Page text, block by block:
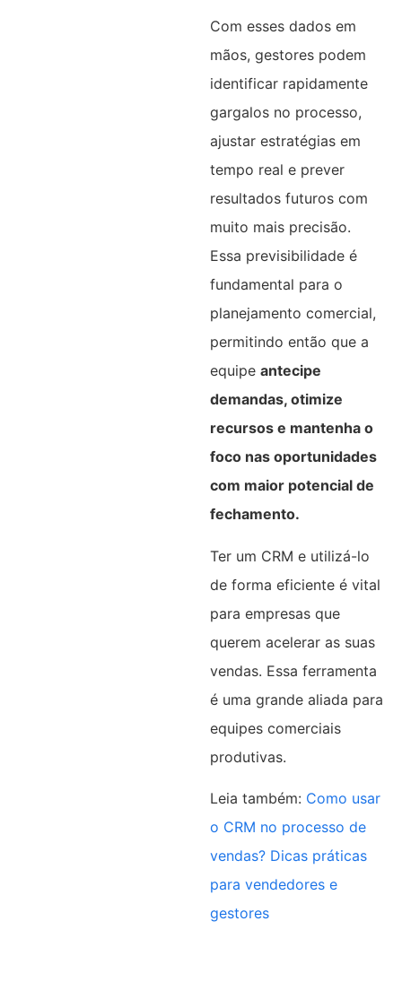
Com esses dados em
mãos, gestores podem
identificar rapidamente
gargalos no processo,
ajustar estratégias em
tempo real e prever
resultados futuros com
muito mais precisão.
Essa previsibilidade é
fundamental para o
planejamento comercial,
permitindo então que a
equipe antecipe
demandas, otimize
recursos e mantenha o
foco nas oportunidades
com maior potencial de
fechamento.
Ter um CRM e utilizá-lo
de forma eficiente é vital
para empresas que
querem acelerar as suas
vendas. Essa ferramenta
é uma grande aliada para
equipes comerciais
produtivas.
Leia também: Como usar
o CRM no processo de
vendas? Dicas práticas
para vendedores e
gestores